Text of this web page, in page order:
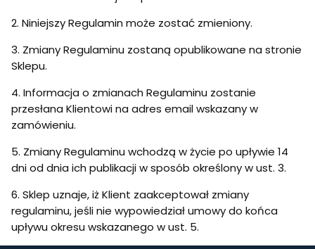
2. Niniejszy Regulamin może zostać zmieniony.
3. Zmiany Regulaminu zostaną opublikowane na stronie
Sklepu.
4. Informacja o zmianach Regulaminu zostanie
przesłana Klientowi na adres email wskazany w
zamówieniu.
5. Zmiany Regulaminu wchodzą w życie po upływie 14
dni od dnia ich publikacji w sposób określony w ust. 3.
6. Sklep uznaje, iż Klient zaakceptował zmiany
regulaminu, jeśli nie wypowiedział umowy do końca
upływu okresu wskazanego w ust. 5.